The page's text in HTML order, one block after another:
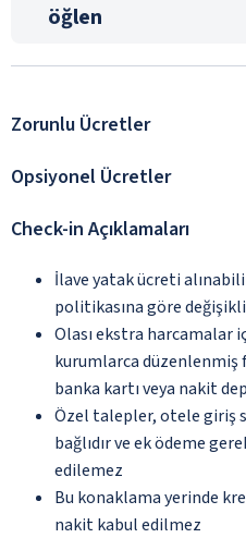
öğlen
Zorunlu Ücretler
Opsiyonel Ücretler
Check-in Açıklamaları
İlave yatak ücreti
politikasına göre
Olası ekstra harcamalar
kurumlarca düzenlenmiş
banka kartı veya nakit
Özel talepler, otele giriş
bağlıdır ve ek ödeme
edilemez
Bu konaklama yerinde
nakit kabul edilmez